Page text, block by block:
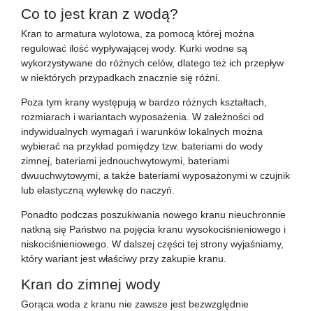
Co to jest kran z wodą?
Kran to armatura wylotowa, za pomocą której można
regulować ilość wypływającej wody. Kurki wodne są
wykorzystywane do różnych celów, dlatego też ich przepływ
w niektórych przypadkach znacznie się różni.
Poza tym krany występują w bardzo różnych kształtach,
rozmiarach i wariantach wyposażenia. W zależności od
indywidualnych wymagań i warunków lokalnych można
wybierać na przykład pomiędzy tzw. bateriami do wody
zimnej, bateriami jednouchwytowymi, bateriami
dwuuchwytowymi, a także bateriami wyposażonymi w czujnik
lub elastyczną wylewkę do naczyń.
Ponadto podczas poszukiwania nowego kranu nieuchronnie
natkną się Państwo na pojęcia kranu wysokociśnieniowego i
niskociśnieniowego. W dalszej części tej strony wyjaśniamy,
który wariant jest właściwy przy zakupie kranu.
Kran do zimnej wody
Gorąca woda z kranu nie zawsze jest bezwzględnie